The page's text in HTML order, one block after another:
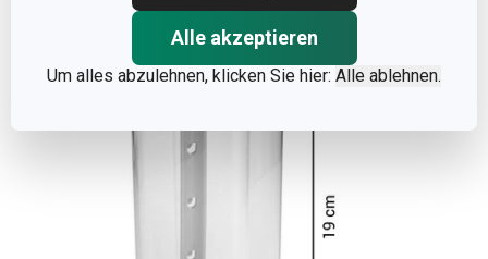
Alle akzeptieren
Um alles abzulehnen, klicken Sie hier: Alle ablehnen.